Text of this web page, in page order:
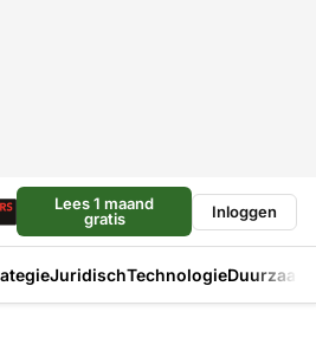
Lees 1 maand
gratis
Inloggen
JuridischTechnologie